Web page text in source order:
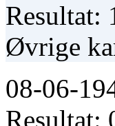
Resultat:
Øvrige
08-06-
Resultat: